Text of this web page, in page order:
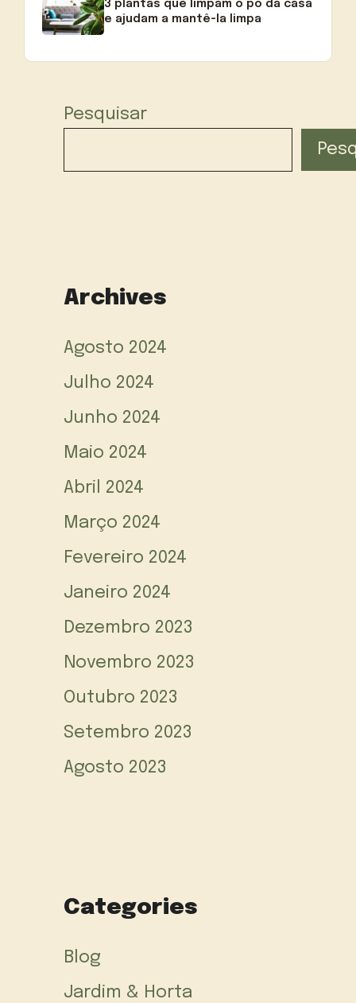
3 plantas que limpam o pó da casa
e ajudam a mantê-la limpa
Pesquisar
Archives
Agosto 2024
Julho 2024
Junho 2024
Maio 2024
Abril 2024
Março 2024
Fevereiro 2024
Janeiro 2024
Dezembro 2023
Novembro 2023
Outubro 2023
Setembro 2023
Agosto 2023
Categories
Blog
Jardim & Horta